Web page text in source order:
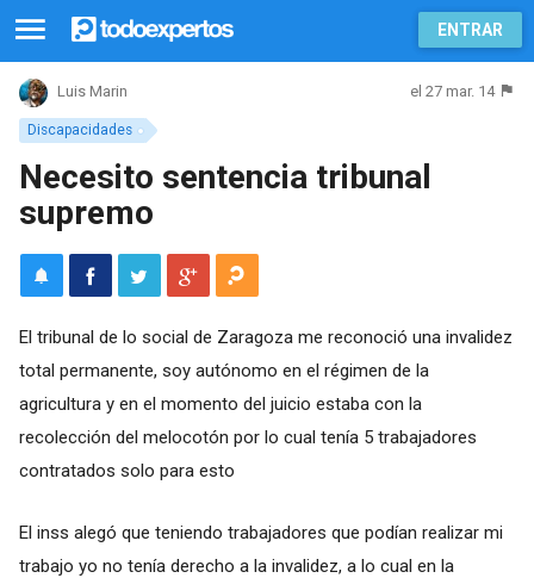
ENTRAR
Discapacidades
Luis Marin el 27 mar. 14
Necesito sentencia tribunal
supremo
El tribunal de lo social de Zaragoza me reconoció una invalidez
total permanente, soy autónomo en el régimen de la
agricultura y en el momento del juicio estaba con la
recolección del melocotón por lo cual tenía 5 trabajadores
contratados solo para esto
El inss alegó que teniendo trabajadores que podían realizar mi
trabajo yo no tenía derecho a la invalidez, a lo cual en la